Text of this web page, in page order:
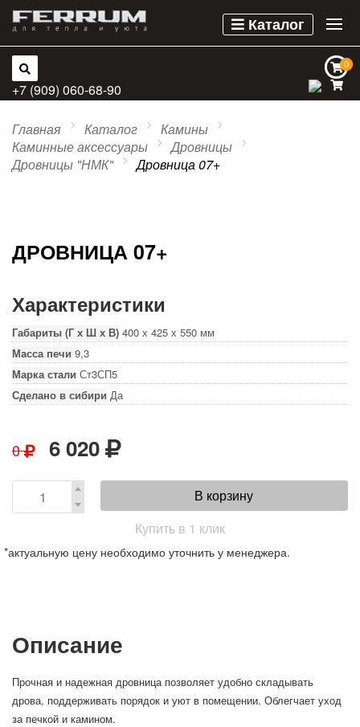
Каталог
0
0
+7 (909) 060-68-90
Главная Каталог
Камины
Каминные аксессуары
Дровницы
Дровницы "НМК"
Дровница 07+
ДРОВНИЦА 07+
Характеристики
Габариты (Г х Ш х В) 400 х 425 х 550 мм
Масса печи 9,3
Марка стали Ст3СП5
Сделано в сибири Да
0 6 020
В корзину
Купить в 1 клик
*актуальную цену необходимо уточнить у менеджера.
Описание
Прочная и надежная дровница позволяет удобно складывать
дрова, поддерживать порядок и уют в помещении. Облегчает уход
за печкой и камином.